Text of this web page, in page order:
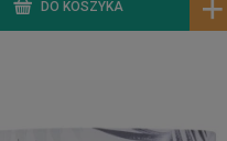
DO KOSZYKA